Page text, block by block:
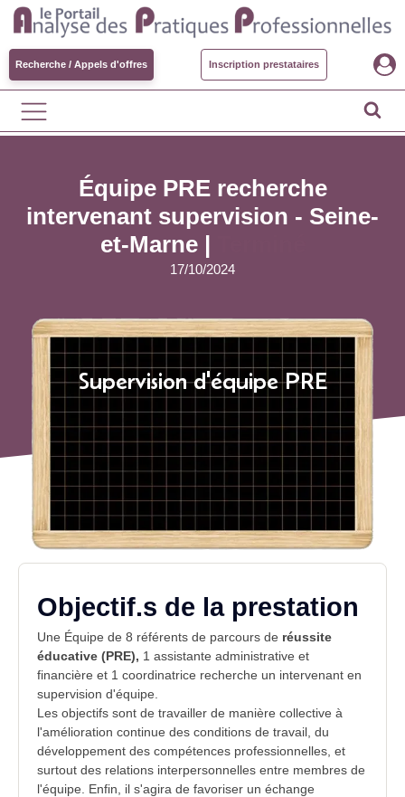
Recherche / Appels d'offres Inscription prestataires
Équipe PRE recherche
intervenant supervision - Seine-
et-Marne |
17/10/2024
Supervision d'équipe PRE
Objectif.s de la prestation
Une Équipe de 8 référents de parcours de réussite
éducative (PRE), 1 assistante administrative et
financière et 1 coordinatrice recherche un intervenant en
supervision d'équipe.
Les objectifs sont de travailler de manière collective à
l'amélioration continue des conditions de travail, du
développement des compétences professionnelles, et
surtout des relations interpersonnelles entre membres de
l'équipe. Enfin, il s'agira de favoriser un échange